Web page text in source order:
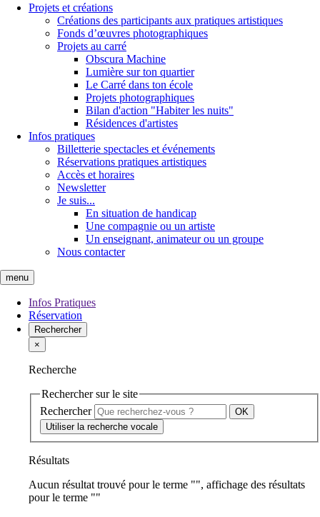
Projets et créations
Créations des participants aux pratiques artistiques
Fonds d’œuvres photographiques
Projets au carré
Obscura Machine
Lumière sur ton quartier
Le Carré dans ton école
Projets photographiques
Bilan d'action "Habiter les nuits"
Résidences d'artistes
Infos pratiques
Billetterie spectacles et événements
Réservations pratiques artistiques
Accès et horaires
Newsletter
Je suis...
En situation de handicap
Une compagnie ou un artiste
Un enseignant, animateur ou un groupe
Nous contacter
menu
Infos Pratiques
Réservation
Rechercher
×
Recherche
Rechercher sur le site
Rechercher
Utiliser la recherche vocale
Résultats
Aucun résultat trouvé pour le terme "", affichage des résultats
pour le terme ""